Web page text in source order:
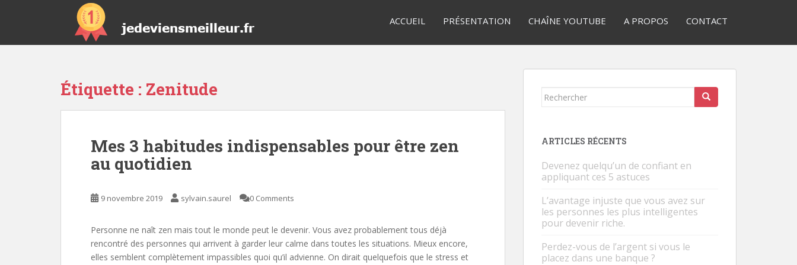
p
ACCUEIL PRÉSENTATION CHAÎNE YOUTUBE A PROPOS CONTACT
Étiquette : Zenitude
Mes 3 habitudes indispensables pour être zen
au quotidien
9 novembre 2019 sylvain.saurel 0 Comments
Personne ne naît zen mais tout le monde peut le devenir. Vous avez probablement tous déjà
rencontré des personnes qui arrivent à garder leur calme dans toutes les situations. Mieux encore,
elles semblent complètement impassibles quoi qu’il advienne. On dirait quelquefois que le stress et
Rechercher...
ARTICLES RÉCENTS
Devenez quelqu’un de confiant en
appliquant ces 5 astuces
L’avantage injuste que vous avez sur
les personnes les plus intelligentes
pour devenir riche.
Perdez-vous de l’argent si vous le
placez dans une banque ?